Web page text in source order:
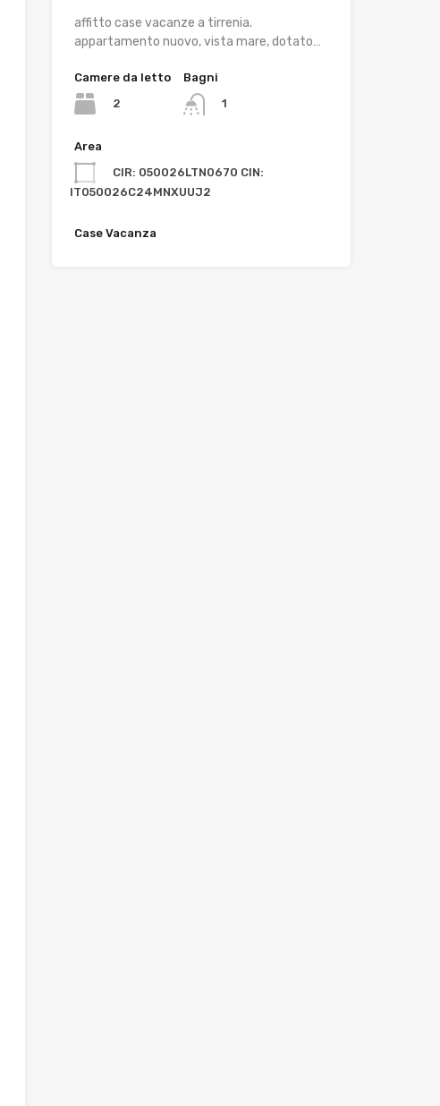
affitto case vacanze a tirrenia.
appartamento nuovo, vista mare, dotato…
Camere da letto
2
Bagni
1
Area
CIR: 050026LTN0670 CIN:
IT050026C24MNXUUJ2
Case Vacanza